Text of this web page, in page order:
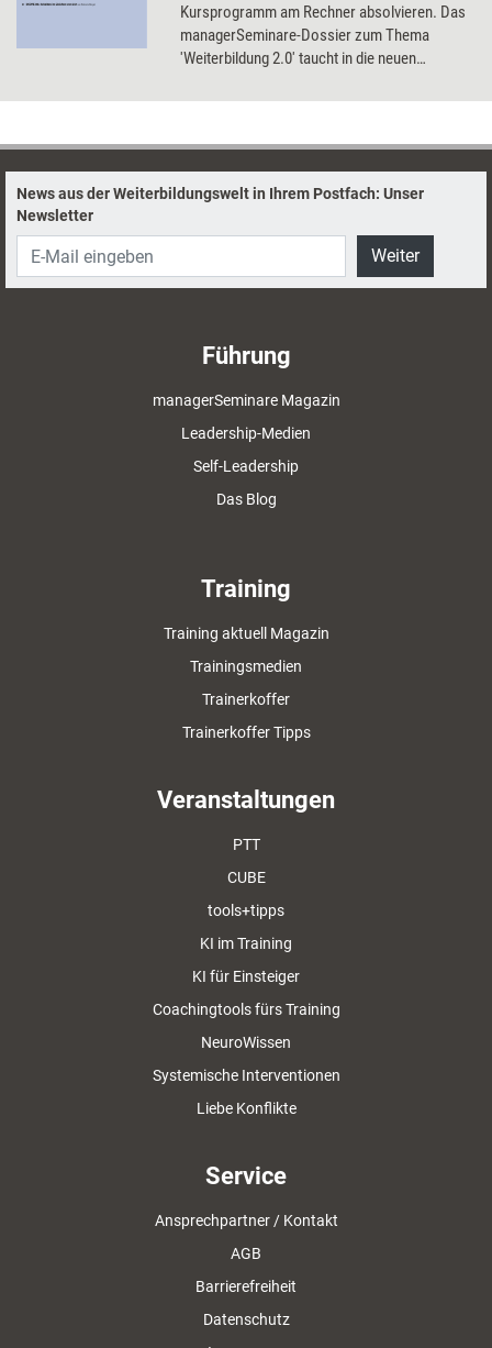
Kursprogramm am Rechner absolvieren. Das
managerSeminare-Dossier zum Thema
'Weiterbildung 2.0' taucht in die neuen
Personal Learning Environments, User
Unternehmen.
News aus der Weiterbildungswelt in Ihrem Postfach: Unser
Newsletter
Weiter
Führung
managerSeminare Magazin
Leadership-Medien
Self-Leadership
Das Blog
Training
Training aktuell Magazin
Trainingsmedien
Trainerkoffer
Trainerkoffer Tipps
Veranstaltungen
PTT
CUBE
tools+tipps
KI im Training
KI für Einsteiger
Coachingtools fürs Training
NeuroWissen
Systemische Interventionen
Liebe Konflikte
Service
Ansprechpartner / Kontakt
AGB
Barrierefreiheit
Datenschutz